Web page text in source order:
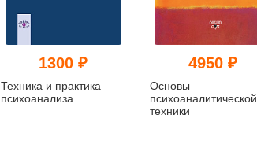
1300 ₽
Техника и практика
психоанализа
4950 ₽
Основы
психоаналитической
техники